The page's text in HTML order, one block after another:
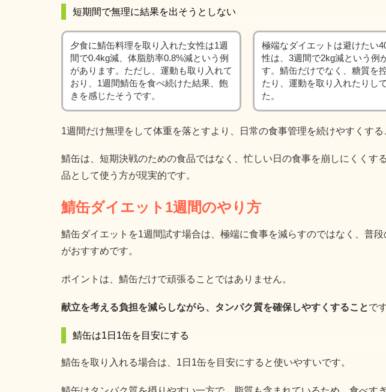
短期間で無理に結果を出そうとしない
夕食に鯖缶料理を取り入れた女性は1週
間で0.4kg減、体脂肪率0.8%減という例
があります。ただし、運動も取り入れて
おり、1週間鯖缶を食べ続けた結果、飽
きを感じたそうです。
極端なダイエットは避けたい
性は、3週間で2kg減という例
す。鯖缶だけでなく、糖質を
たり、運動を取り入れたりし
た。
1週間だけ無理をして体重を落とすより、日常の食事管理を続けやすくする
鯖缶は、短期決戦のための食品ではなく、忙しい日の食事を崩しにくくす
品として使う方が現実的です。
鯖缶ダイエット1週間のやり方
鯖缶ダイエットを1週間試す場合は、極端に食事を減らすのではなく、普
がおすすめです。
ポイントは、鯖缶だけで頑張ることではありません。
献立を考える負担を減らしながら、タンパク質を確保しやすくすることで
鯖缶は1日1缶を目安にする
鯖缶を取り入れる場合は、1日1缶を目安にすると使いやすいです。